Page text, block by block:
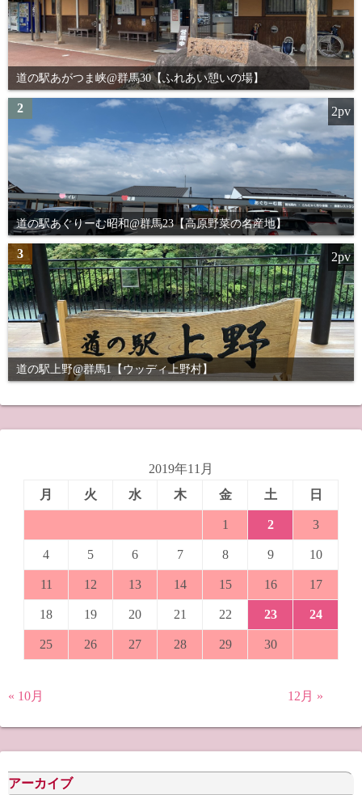
道の駅あがつま峡@群馬30【ふれあい憩いの場】
2
道の駅あぐりーむ昭和@群馬23【高原野菜の名産地】
2pv
3
道の駅上野@群馬1【ウッディ上野村】
2pv
2019年11月
月
火 水 木 金 土 日
1 2 3
4 5 6 7 8 9 10
11 12 13 14 15 16 17
18 19 20 21 22 23 24
25 26 27 28 29 30
« 10月 12月 »
アーカイブ